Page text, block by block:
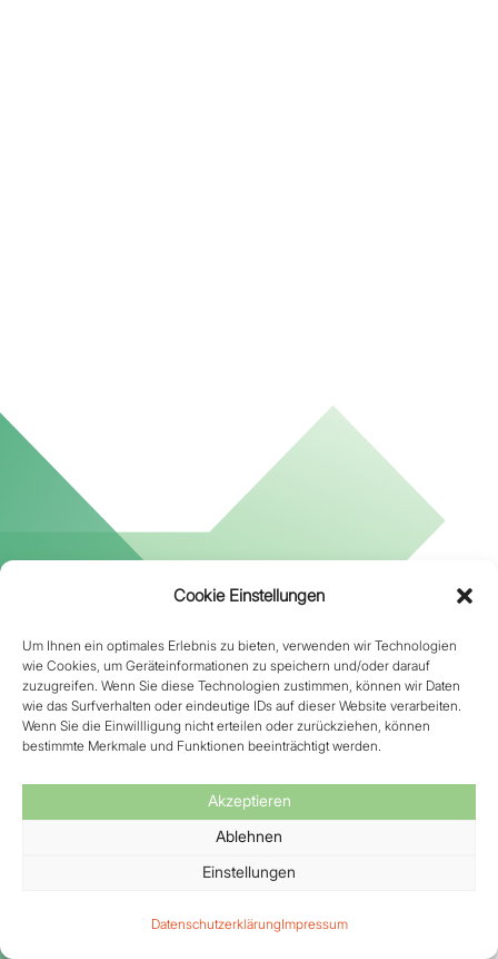
Cookie Einstellungen
Um Ihnen ein optimales Erlebnis zu bieten, verwenden wir Technologien
wie Cookies, um Geräteinformationen zu speichern und/oder darauf
zuzugreifen. Wenn Sie diese Technologien zustimmen, können wir Daten
wie das Surfverhalten oder eindeutige IDs auf dieser Website verarbeiten.
Wenn Sie die Einwillligung nicht erteilen oder zurückziehen, können
bestimmte Merkmale und Funktionen beeinträchtigt werden.
Akzeptieren
Ablehnen
Einstellungen
DatenschutzerklärungImpressum